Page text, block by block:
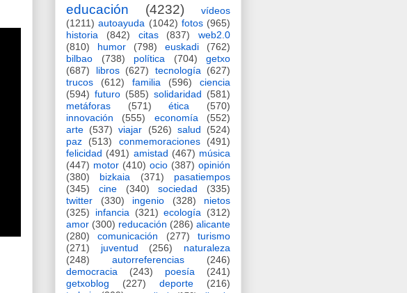
educación (4232)
vídeos
(1211) autoayuda (1042) fotos (965)
historia
(842) citas (837)
web2.0
(810)
humor (798) euskadi
(762)
bilbao
(738) política (704)
getxo
(687)
libros (627) tecnología
(627)
trucos
(612) familia (596)
ciencia
(594) futuro (585) solidaridad (581)
metáforas
(571) ética
(570)
innovación
(555) economía
(552)
arte (537) viajar (526) salud
(524)
paz
(513) conmemoraciones
(491)
felicidad (491) amistad (467) música
(447) motor (410) ocio (387) opinión
(380)
bizkaia (371)
pasatiempos
(345)
cine (340) sociedad
(335)
twitter
(330) ingenio (328)
nietos
(325)
infancia (321) ecología
(312)
amor (300) reducación (286) alicante
(280)
comunicación (277)
turismo
(271)
juventud (256)
naturaleza
(248)
autorreferencias
(246)
democracia
(243) poesía
(241)
getxoblog
(227) deporte
(216)